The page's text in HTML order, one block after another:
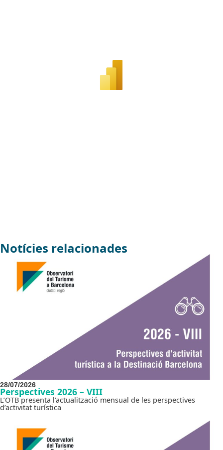
Notícies relacionades
28/07/2026
Perspectives 2026 – VIII
L’OTB presenta l’actualització mensual de les perspectives
d’activitat turística